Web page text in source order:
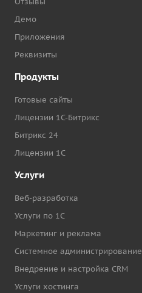
Демо
Приложения
Реквизиты
Продукты
Готовые сайты
Лицензии 1С-Битрикс
Битрикс 24
Лицензии 1С
Услуги
Веб-разработка
Услуги по 1С
Маркетинг и реклама
Системное администрирование
Внедрение и настройка CRM
Услуги хостинга